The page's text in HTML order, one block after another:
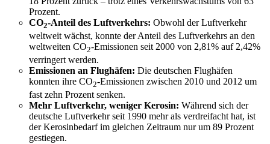
Prozent.
CO2-Anteil des Luftverkehrs: Obwohl der Luftverkehr
weltweit wächst, konnte der Anteil des Luftverkehrs an den
weltweiten CO2-Emissionen seit 2000 von 2,81% auf 2,42%
verringert werden.
Emissionen an Flughäfen: Die deutschen Flughäfen
konnten ihre CO2-Emissionen zwischen 2010 und 2012 um
fast zehn Prozent senken.
Mehr Luftverkehr, weniger Kerosin: Während sich der
deutsche Luftverkehr seit 1990 mehr als verdreifacht hat, ist
der Kerosinbedarf im gleichen Zeitraum nur um 89 Prozent
gestiegen.